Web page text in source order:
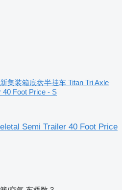
新集装箱底盘半挂车 Titan Tri Axle
40 Foot Price - S
Semi Trailer 40 Foot Price